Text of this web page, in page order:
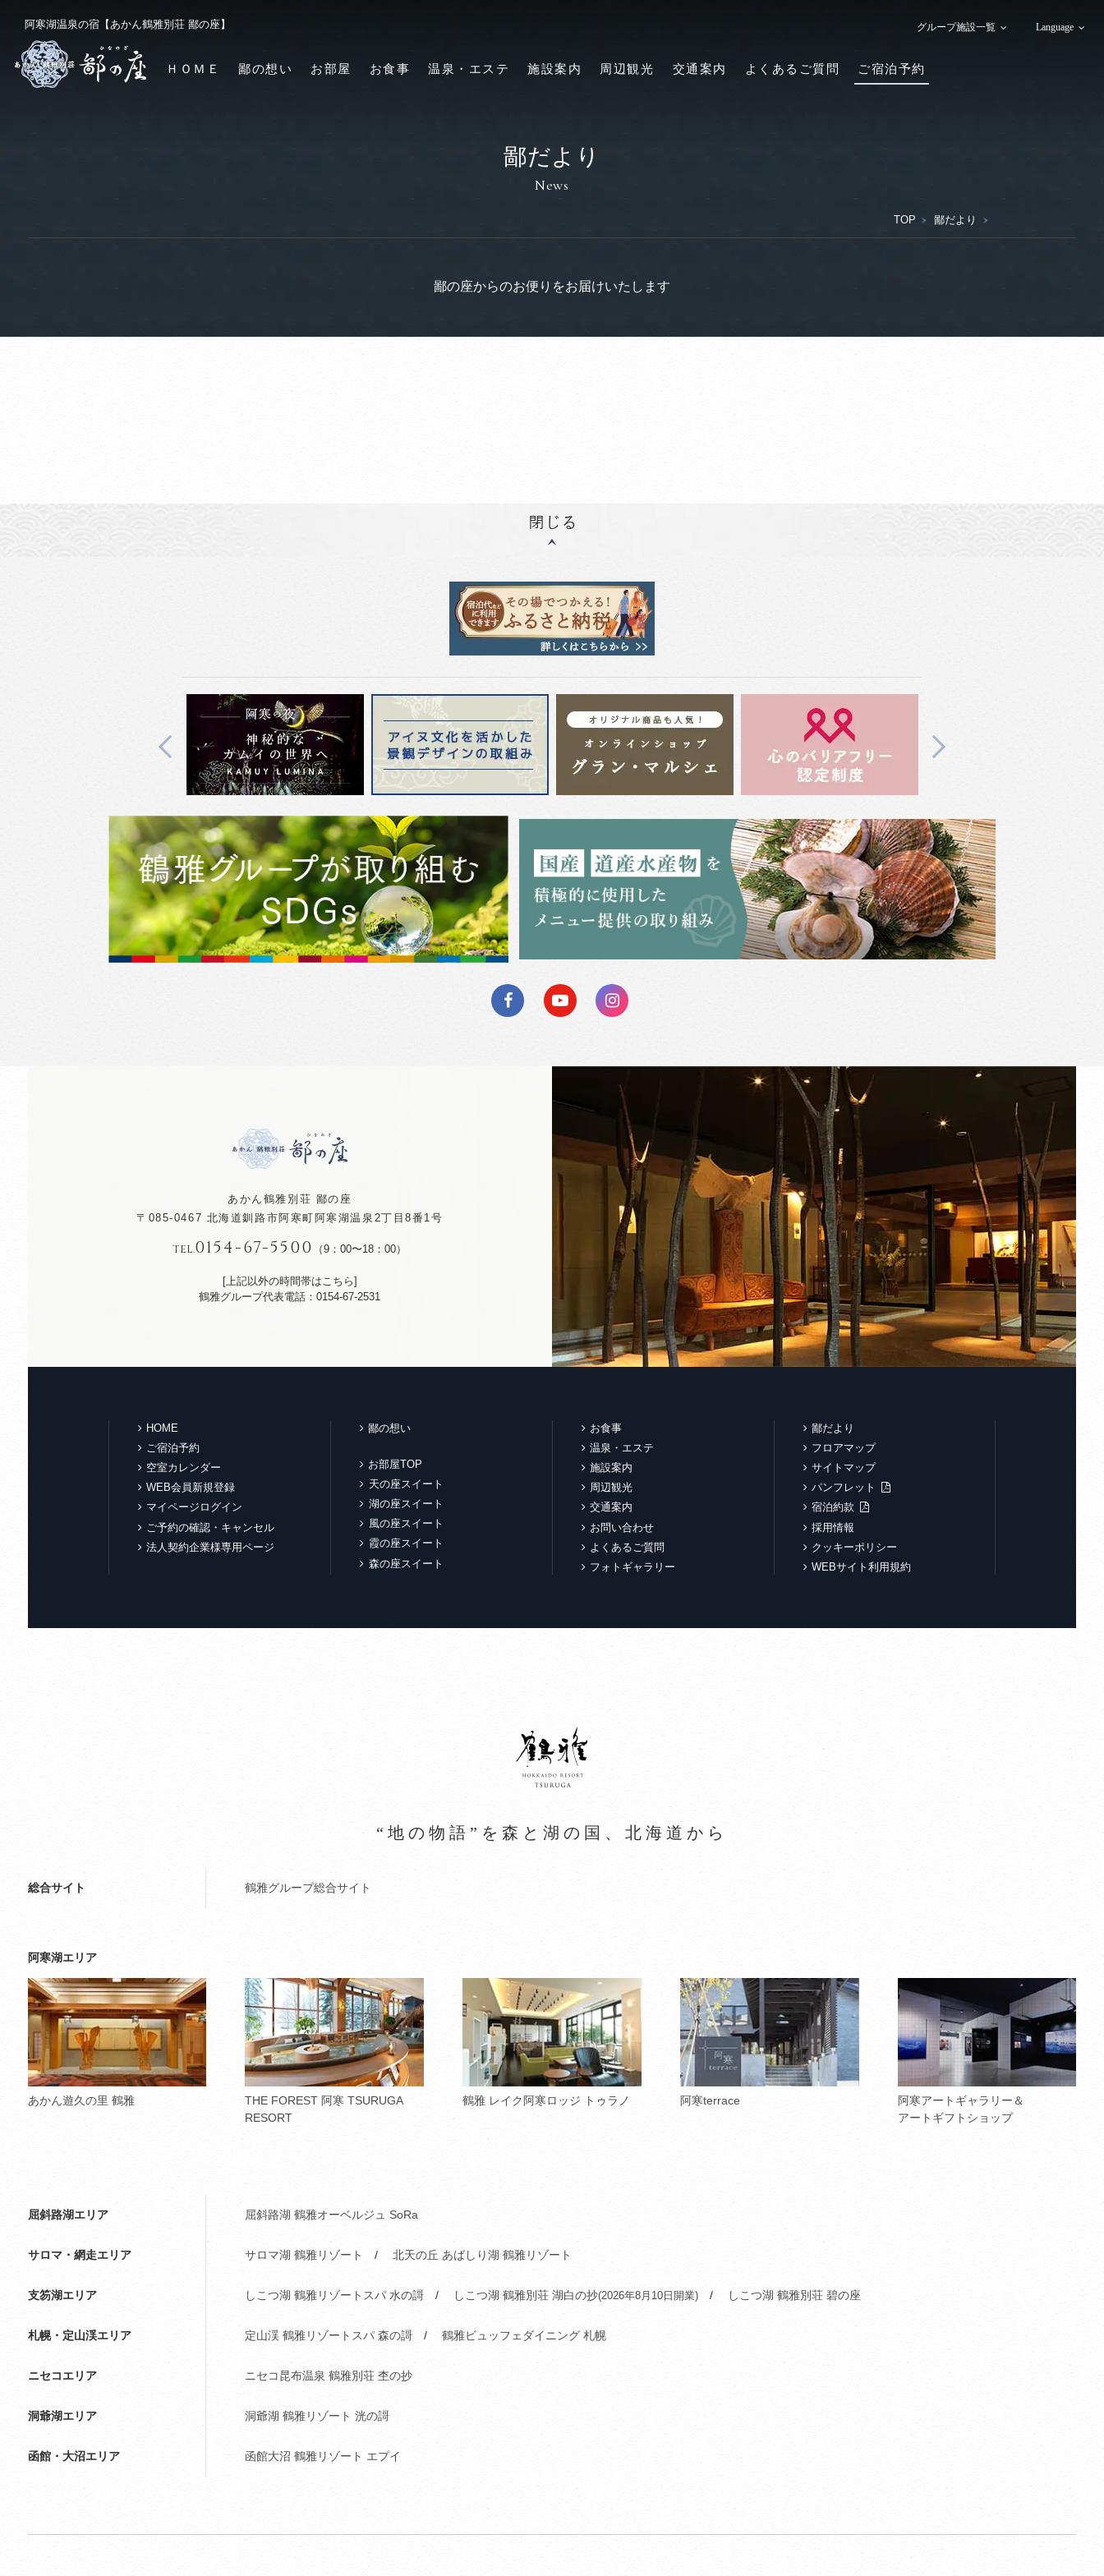
ＨＯＭＥ 鄙の想い お部屋 お食事 温泉・エステ 施設案内 周辺観光 交通案内 よくあるご質問 ご宿泊予約
阿寒湖温泉の宿【あかん鶴雅別荘 鄙の座】 グループ施設一覧 Language
鄙だより
News
TOP 鄙だより
鄙の座からのお便りをお届けいたします
あかん鶴雅別荘 鄙の座
〒085-0467 北海道釧路市阿寒町阿寒湖温泉2丁目8番1号
TEL.0154-67-5500 （9：00〜18：00）
[上記以外の時間帯はこちら]
鶴雅グループ代表電話：0154-67-2531
HOME
ご宿泊予約
空室カレンダー
WEB会員新規登録
マイページログイン
ご予約の確認・キャンセル
法人契約企業様専用ページ
鄙の想い
お部屋TOP
天の座スイート
湖の座スイート
風の座スイート
霞の座スイート
森の座スイート
お食事
温泉・エステ
施設案内
周辺観光
交通案内
お問い合わせ
よくあるご質問
フォトギャラリー
鄙だより
フロアマップ
サイトマップ
パンフレット
宿泊約款
採用情報
クッキーポリシー
WEBサイト利用規約
“地の物語”を森と湖の国、北海道から
総合サイト 鶴雅グループ総合サイト
阿寒湖エリア
あかん遊久の里 鶴雅
THE FOREST 阿寒 TSURUGA
RESORT
鶴雅 レイク阿寒ロッジ トゥラノ 阿寒terrace
阿寒アートギャラリー＆
アートギフトショップ
屈斜路湖エリア 屈斜路湖 鶴雅オーベルジュ SoRa
サロマ・網走エリア サロマ湖 鶴雅リゾート 北天の丘 あばしり湖 鶴雅リゾート
支笏湖エリア しこつ湖 鶴雅リゾートスパ 水の謌 しこつ湖 鶴雅別荘 湖白の抄(2026年8月10日開業) しこつ湖 鶴雅別荘 碧の座
札幌・定山渓エリア 定山渓 鶴雅リゾートスパ 森の謌 鶴雅ビュッフェダイニング 札幌
ニセコエリア ニセコ昆布温泉 鶴雅別荘 杢の抄
洞爺湖エリア 洞爺湖 鶴雅リゾート 洸の謌
函館・大沼エリア 函館大沼 鶴雅リゾート エプイ